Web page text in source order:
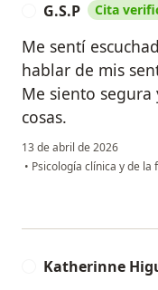
G.S.P Cita
Me sentí
hablar de mis
Me siento
cosas.
13 de abril de 2026
• Psicología clínica y de la
Katherinne